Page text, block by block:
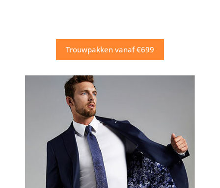
Trouwpakken vanaf €699